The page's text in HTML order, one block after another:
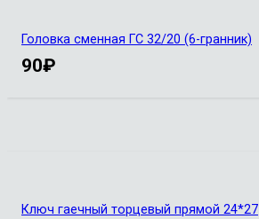
Головка сменная ГС 32/20 (6-гранник)
90₽
Ключ гаечный торцевый прямой 24*27